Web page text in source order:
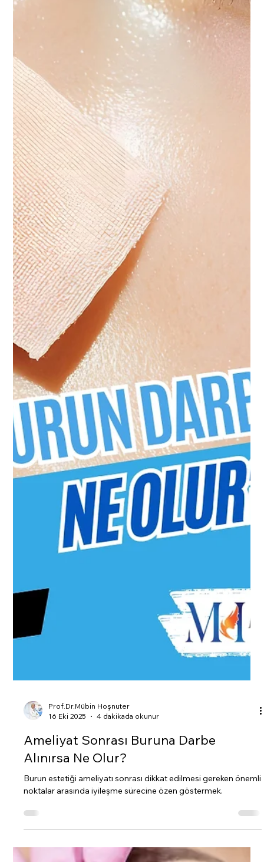
Prof.Dr.Mübin Hoşnuter
16 Eki 2025
4 dakikada okunur
Ameliyat Sonrası Buruna Darbe
Burun estetiği ameliyatı sonrası dikkat edilmesi gereken önemli